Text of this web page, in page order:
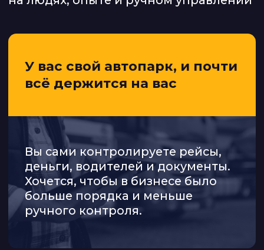
малотоннажные грузоперевозки,
спецтехника
НА НАШИХ
МЕРОПРИЯТИЯХ